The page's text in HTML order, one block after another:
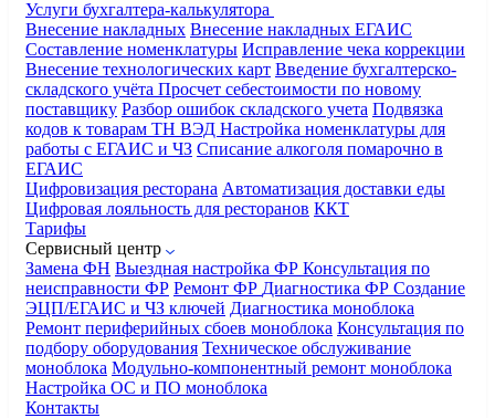
Услуги бухгалтера-калькулятора
Внесение накладных Внесение накладных ЕГАИС
Составление номенклатуры Исправление чека коррекции
Внесение технологических карт Введение бухгалтерско-
складского учёта Просчет себестоимости по новому
поставщику Разбор ошибок складского учета Подвязка
кодов к товарам ТН ВЭД Настройка номенклатуры для
работы с ЕГАИС и ЧЗ Списание алкоголя помарочно в
ЕГАИС
Цифровизация ресторана Автоматизация доставки еды
Цифровая лояльность для ресторанов ККТ
Тарифы
Сервисный центр
Замена ФН Выездная настройка ФР Консультация по
неисправности ФР Ремонт ФР Диагностика ФР Создание
ЭЦП/ЕГАИС и ЧЗ ключей Диагностика моноблока
Ремонт периферийных сбоев моноблока Консультация по
подбору оборудования Техническое обслуживание
моноблока Модульно-компонентный ремонт моноблока
Настройка ОС и ПО моноблока
Контакты